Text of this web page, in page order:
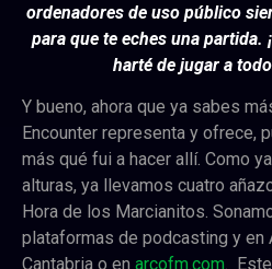
ordenadores de uso público
para que te eches una partida.
harté de jugar a
Y bueno, ahora que ya sabes
Encounter representa y ofrece,
más qué fui a hacer allí. Como
alturas, ya llevamos cuatro
Hora de los Marcianitos.
plataformas de podcasting y en
Cantabria o en arcofm.com.